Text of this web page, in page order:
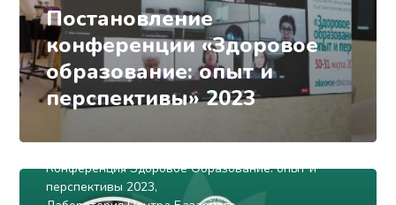
Постановление
конференции «Здоровое
образование: опыт и
перспективы» 2023
Конференция Здоровое Образование: опыт и
перспективы 2023